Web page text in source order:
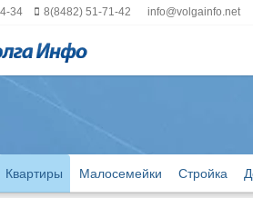
34 8(8482) 51-71-42 info@volgainfo.net
Квартиры Малосемейки Стройка